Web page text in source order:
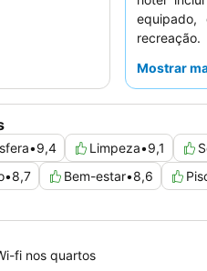
equipado,
pequeno-
baía.
Mostrar
•9,4 Limpeza•9,1
•8,7 Bem-estar•8,6
fi nos quartos